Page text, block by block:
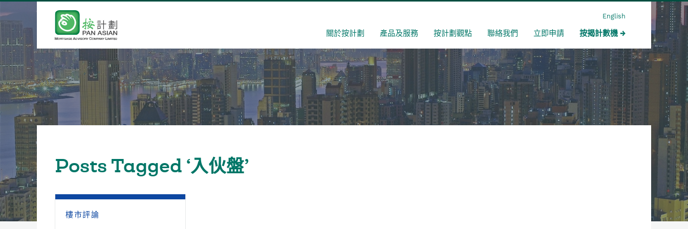
English
關於按計劃 產品及服務 按計劃觀點 聯絡我們 立即申請 按揭計數機
Posts Tagged ‘入伙盤’
樓市評論